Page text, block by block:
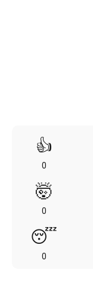
👍
0
🤯
0
😴
0